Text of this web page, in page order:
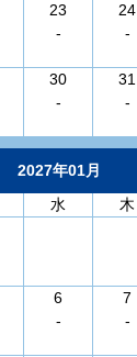
23
-
24
-
30
-
31
-
2027年01月
水 木
6
-
7
-